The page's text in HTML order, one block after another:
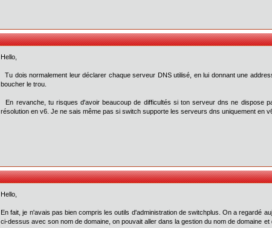
Hello,
Tu dois normalement leur déclarer chaque serveur DNS utilisé, en lui donnant une
boucher le trou.
En revanche, tu risques d'avoir beaucoup de difficultés si ton serveur dns ne dispose
résolution en v6. Je ne sais même pas si switch supporte les serveurs dns uniquement en
Hello,
En fait, je n'avais pas bien compris les outils d'administration de switchplus. On a regardé
ci-dessus avec son nom de domaine, on pouvait aller dans la gestion du nom de domaine